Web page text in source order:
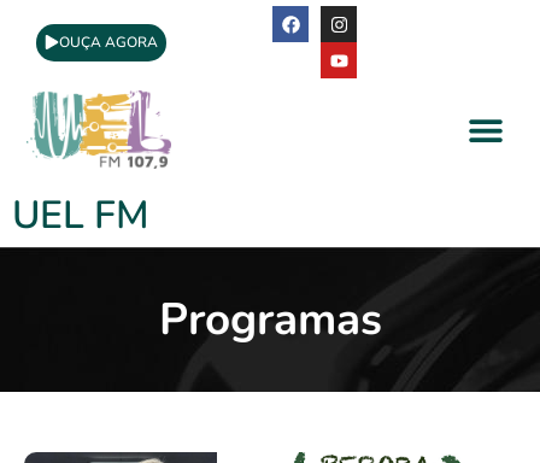
OUÇA AGORA
UEL FM
Programas